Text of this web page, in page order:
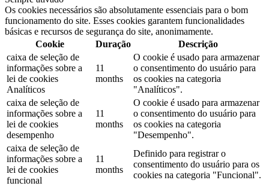
Os cookies necessários são absolutamente essenciais para o bom
funcionamento do site. Esses cookies garantem funcionalidades
básicas e recursos de segurança do site, anonimamente.
Cookie
Duração
Descrição
caixa de seleção de
informações sobre a
lei de cookies
Analíticos
11
months
O cookie é usado para armazenar
o consentimento do usuário para
os cookies na categoria
"Analíticos".
caixa de seleção de
informações sobre a
lei de cookies
desempenho
11
months
O cookie é usado para armazenar
o consentimento do usuário para
os cookies na categoria
"Desempenho".
caixa de seleção de
informações sobre a
lei de cookies
funcional
11
months
Definido para registrar o
consentimento do usuário para os
cookies na categoria "Funcional".